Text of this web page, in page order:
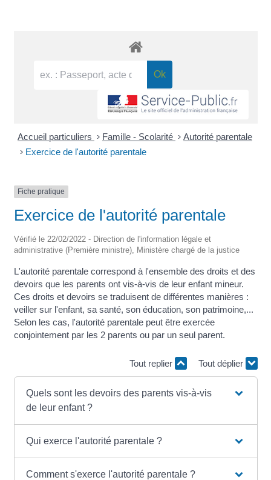
Accueil particuliers > Famille - Scolarité > Autorité parentale
> Exercice de l'autorité parentale
Fiche pratique
Exercice de l'autorité parentale
Vérifié le 22/02/2022 - Direction de l'information légale et
administrative (Première ministre), Ministère chargé de la justice
L'autorité parentale correspond à l'ensemble des droits et des
devoirs que les parents ont vis-à-vis de leur enfant mineur.
Ces droits et devoirs se traduisent de différentes manières :
veiller sur l'enfant, sa santé, son éducation, son patrimoine,...
Selon les cas, l'autorité parentale peut être exercée
conjointement par les 2 parents ou par un seul parent.
Tout replier Tout déplier
Quels sont les devoirs des parents vis-à-vis
de leur enfant ?
Qui exerce l'autorité parentale ?
Comment s'exerce l'autorité parentale ?